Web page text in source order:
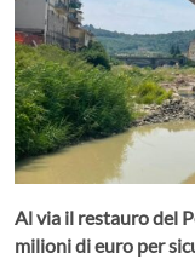
Al via il restauro del
milioni di euro per